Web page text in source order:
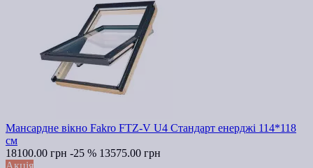
Мансардне вікно Fakro FTZ-V U4 Стандарт енерджі 114*118
см
18100.00 грн -25 % 13575.00 грн